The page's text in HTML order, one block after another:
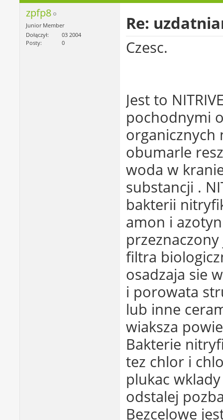
zpfp8
Junior Member
Dołączył
03 2004
Posty
0
Re:
Czesc.
Jest to
pochodnymi
organicznych
obumarle
woda w
substancji .
bakterii
amon i
filtra
osadzaja sie
i porowata
lub inne
wiaksza
Bakterie
tez chlor i
plukac
odstalej
Bezcelowe